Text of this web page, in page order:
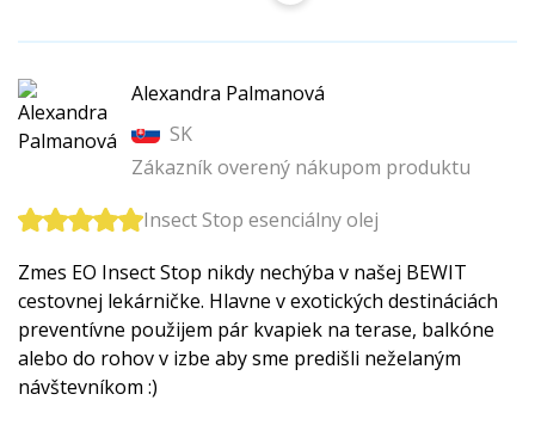
Alexandra Palmanová
SK
Zákazník overený nákupom produktu
Insect Stop esenciálny olej
Zmes EO Insect Stop nikdy nechýba v našej BEWIT
cestovnej lekárničke. Hlavne v exotických destináciách
preventívne použijem pár kvapiek na terase, balkóne
alebo do rohov v izbe aby sme predišli neželaným
návštevníkom :)